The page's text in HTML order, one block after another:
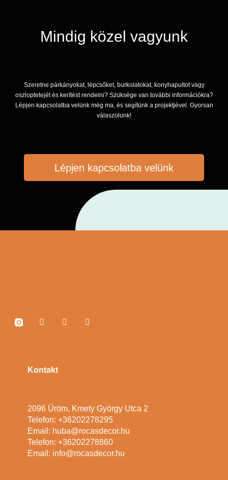
Mindig közel vagyunk
Szeretne párkányokat, lépcsőket, burkolatokat, konyhapultot vagy
oszloptetejét és kerítést rendelni? Szüksége van további információkra?
Lépjen kapcsolatba velünk még ma, és segítünk a projektjével. Gyorsan
válaszolunk!
Lépjen kapcsolatba velünk
Kontakt
2096 Üröm, Kmety György Utca 2
Telefon: +36202278295
Email: huba@rocasdecor.hu
Telefon: +36202278860
Email: info@rocasdecor.hu